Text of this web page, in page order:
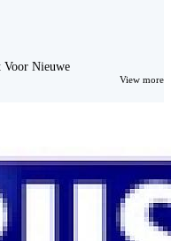
Voor Nieuwe
View more